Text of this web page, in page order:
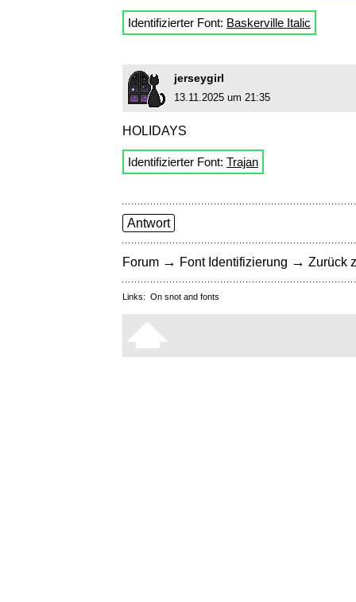
Identifizierter Font: Baskerville Italic
jerseygirl
13.11.2025 um 21:35
HOLIDAYS
Identifizierter Font: Trajan
Antwort
Forum → Font Identifizierung → Zurück
Links: On snot and fonts